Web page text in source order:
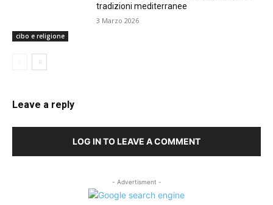
cibo e religione
tradizioni mediterranee
3 Marzo 2026
Leave a reply
LOG IN TO LEAVE A COMMENT
- Advertisment -